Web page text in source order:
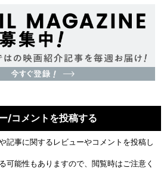
/コメントを投稿する
記事に関するレビューやコメントを投稿し
可能性もありますので、閲覧時はご注意く